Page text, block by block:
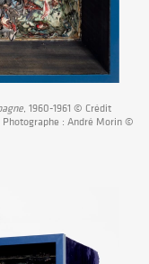
, 1960-1961 © Crédit
Photographe : André Morin ©